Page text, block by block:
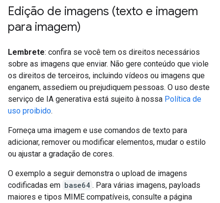
Edição de imagens (texto e imagem
para imagem)
Lembrete: confira se você tem os direitos necessários
sobre as imagens que enviar. Não gere conteúdo que viole
os direitos de terceiros, incluindo vídeos ou imagens que
enganem, assediem ou prejudiquem pessoas. O uso deste
serviço de IA generativa está sujeito à nossa Política de
uso proibido.
Forneça uma imagem e use comandos de texto para
adicionar, remover ou modificar elementos, mudar o estilo
ou ajustar a gradação de cores.
O exemplo a seguir demonstra o upload de imagens
codificadas em base64 . Para várias imagens, payloads
maiores e tipos MIME compatíveis, consulte a página